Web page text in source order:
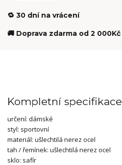
🔁 30 dní na vrácení
🚚 Doprava zdarma od 2 000Kč
Kompletní specifikace
určení: dámské
styl: sportovní
materiál: ušlechtilá nerez ocel
tah / řemínek: ušlechtilá nerez ocel
sklo: safír